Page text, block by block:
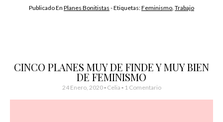
Publicado En Planes Bonitistas - Etiquetas:Feminismo, Trabajo
CINCO PLANES MUY DE FINDE Y MUY BIEN
DE FEMINISMO
24 Enero, 2020- Celia 1 Comentario